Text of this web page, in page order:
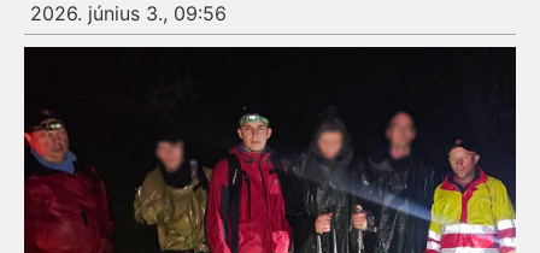
2026. június 3., 09:56